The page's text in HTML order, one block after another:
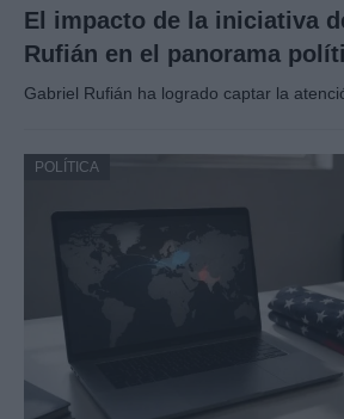
El impacto de la iniciativa
Rufián en el panorama
Gabriel Rufián ha logrado captar la
POLÍTICA